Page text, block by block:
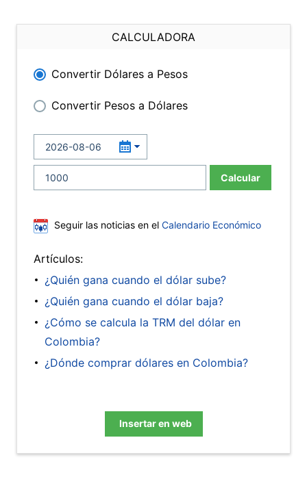
CALCULADORA
Convertir Dólares a Pesos
Convertir Pesos a Dólares
Calcular
Seguir las noticias en el Calendario Económico
Artículos:
¿Quién gana cuando el dólar sube?
¿Quién gana cuando el dólar baja?
¿Cómo se calcula la TRM del dólar en
Colombia?
¿Dónde comprar dólares en Colombia?
Insertar en web